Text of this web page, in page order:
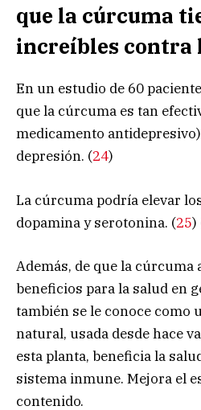
que la cúrcuma
increíbles contra
En un estudio de 60
que la cúrcuma es tan
medicamento
depresión. (24)
La cúrcuma podría elevar
dopamina y serotonina. (25)
Además, de que la cúrcuma
beneficios para la salud en
también se le conoce como
natural, usada desde hace
esta planta, beneficia la
sistema inmune. Mejora el
contenido.